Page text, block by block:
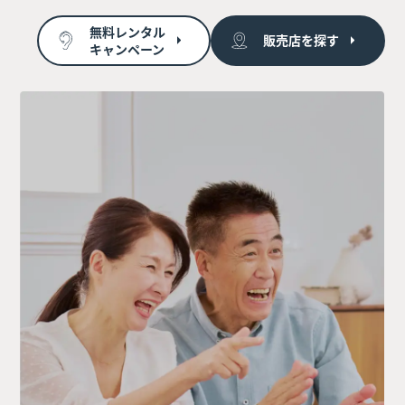
無料レンタル
キャンペーン
販売店を探す